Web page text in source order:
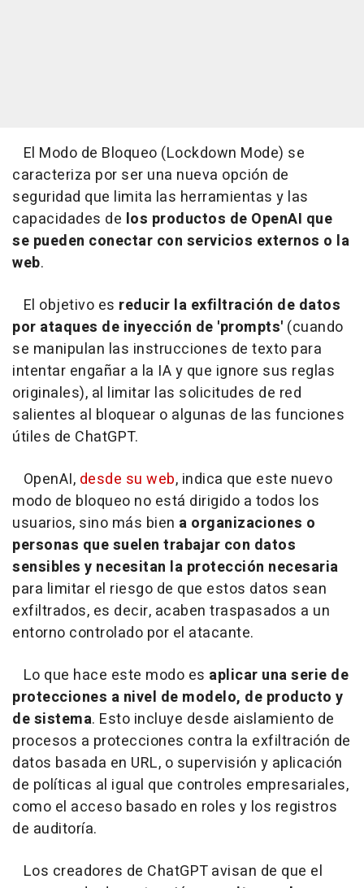
El Modo de Bloqueo (Lockdown Mode) se
caracteriza por ser una nueva opción de
seguridad que limita las herramientas y las
capacidades de los productos de OpenAI que
se pueden conectar con servicios externos o la
web.
El objetivo es reducir la exfiltración de datos
por ataques de inyección de 'prompts' (cuando
se manipulan las instrucciones de texto para
intentar engañar a la IA y que ignore sus reglas
originales), al limitar las solicitudes de red
salientes al bloquear o algunas de las funciones
útiles de ChatGPT.
OpenAI, desde su web, indica que este nuevo
modo de bloqueo no está dirigido a todos los
usuarios, sino más bien a organizaciones o
personas que suelen trabajar con datos
sensibles y necesitan la protección necesaria
para limitar el riesgo de que estos datos sean
exfiltrados, es decir, acaben traspasados a un
entorno controlado por el atacante.
Lo que hace este modo es aplicar una serie de
protecciones a nivel de modelo, de producto y
de sistema. Esto incluye desde aislamiento de
procesos a protecciones contra la exfiltración de
datos basada en URL, o supervisión y aplicación
de políticas al igual que controles empresariales,
como el acceso basado en roles y los registros
de auditoría.
Los creadores de ChatGPT avisan de que el